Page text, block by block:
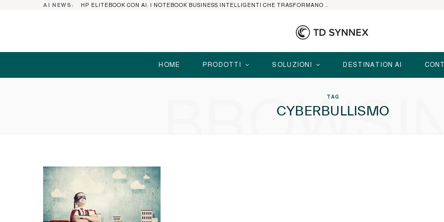
AI NEWS:
HOME PRODOTTI SOLUZIONI DESTINATION AI
TAG
CYBERBULLISMO